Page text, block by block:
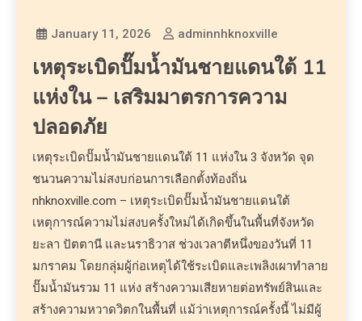
January 11, 2026 adminnhknoxville
เหตุระเบิดปั๊มน้ำมันชายแดนใต้ 11
แห่งใน – เสริมมาตรการความ
ปลอดภัย
เหตุระเบิดปั๊มน้ำมันชายแดนใต้ 11 แห่งใน 3 จังหวัด จุด
ชนวนความไม่สงบก่อนการเลือกตั้งท้องถิ่น
nhknoxville.com – เหตุระเบิดปั๊มน้ำมันชายแดนใต้
เหตุการณ์ความไม่สงบครั้งใหม่ได้เกิดขึ้นในพื้นที่จังหวัด
ยะลา ปัตตานี และนราธิวาส ช่วงเวลาตีหนึ่งของวันที่ 11
มกราคม โดยกลุ่มผู้ก่อเหตุได้ใช้ระเบิดและเพลิงเผาทำลาย
ปั๊มน้ำมันรวม 11 แห่ง สร้างความเสียหายต่อทรัพย์สินและ
สร้างความหวาดวิตกในพื้นที่ แม้ว่าเหตุการณ์ครั้งนี้ ไม่มีผู้